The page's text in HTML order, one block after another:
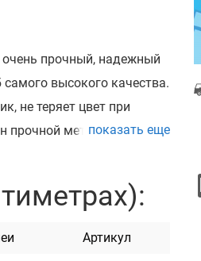
прочный, надежный
высокого качества.
не теряет цвет при
прочной металлической
лазера, поэтому со
Он практичен и
показать еще
Артикул